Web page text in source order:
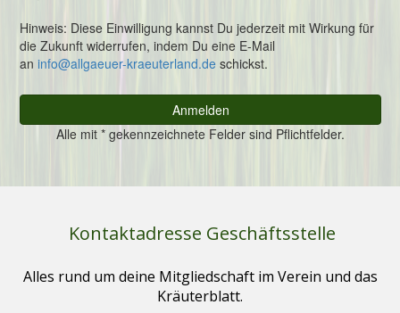
Kontaktadresse Geschäftsstelle
Alles rund um deine Mitgliedschaft im Verein und das
Kräuterblatt.